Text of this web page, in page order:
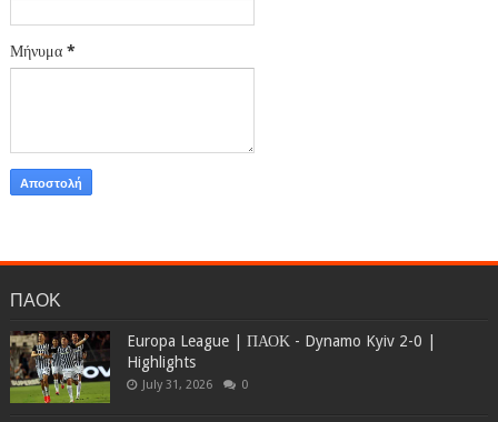
Μήνυμα *
ΠΑΟΚ
Europa League | ΠΑΟΚ - Dynamo Kyiv 2-0 |
Highlights
July 31, 2026 0